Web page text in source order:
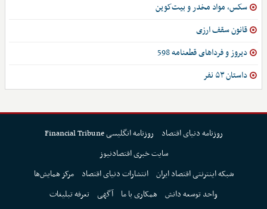
سکس، مواد مخدر و بیت‌کوین
قانون سقف ارزی
دیروز و فرداهای قطعنامه 598
داستان ۵۳ نفر
روزنامه دنیای اقتصاد
روزنامه انگلیسی Financial Tribune
سایت خبری اقتصادنیوز
شبکه اینترنتی اقتصاد ایران انتشارات دنیای اقتصاد
مرکز همایش‌ها
واحد توسعه دانش همکاری با ما آگهی تعرفه تبلیغات